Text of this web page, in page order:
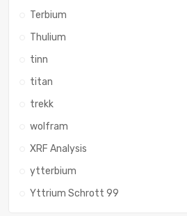
Terbium
Thulium
tinn
titan
trekk
wolfram
XRF Analysis
ytterbium
Yttrium Schrott 99